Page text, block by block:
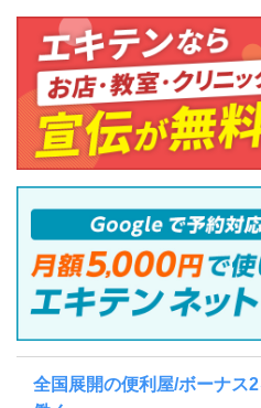
全国展開の便利屋/ボーナス